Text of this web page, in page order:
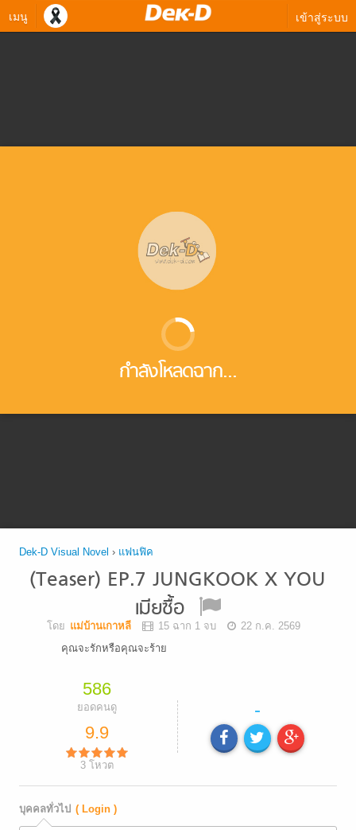
เมนู เข้าสู่ระบบ
กำลังโหลดฉาก...
Dek-D Visual Novel › แฟนฟิค
(Teaser) EP.7 JUNGKOOK X YOU
เมียซื้อ
โดย แม่บ้านเกาหลี 15 ฉาก 1 จบ
22 ก.ค. 2569
คุณจะรักหรือคุณจะร้าย
586
ยอดคนดู
9.9
3โหวต
-
บุคคลทั่วไป ( Login )